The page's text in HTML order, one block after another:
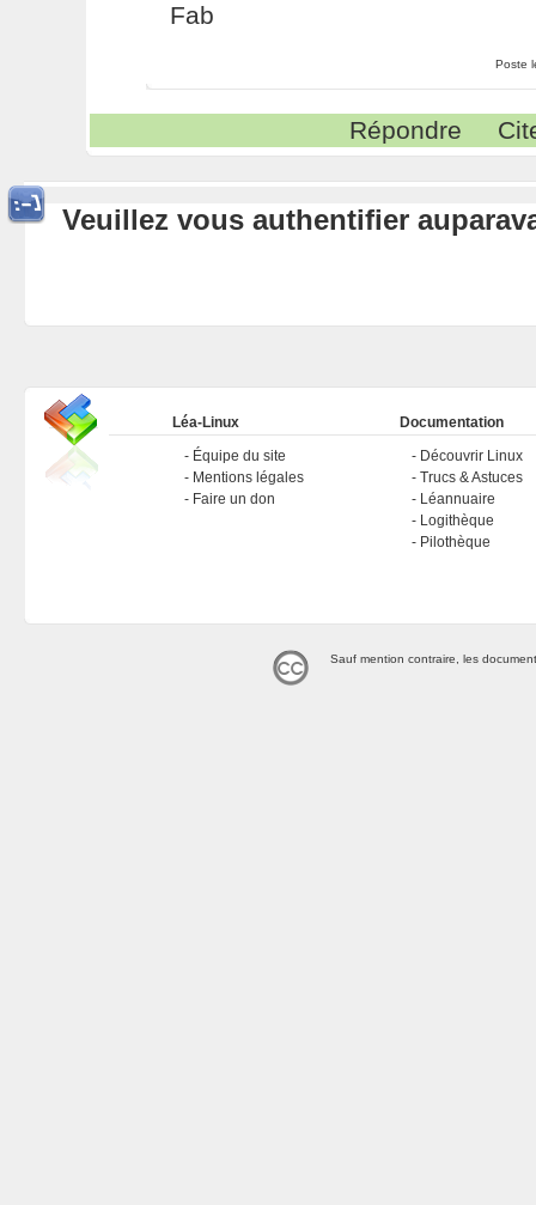
Fab
Poste
Répondre
Veuillez vous authentifier
Léa-Linux
Équipe du site
Mentions légales
Faire un don
Documentation
Découvrir Linux
Trucs & Astuces
Léannuaire
Logithèque
Pilothèque
Sauf mention contraire, les